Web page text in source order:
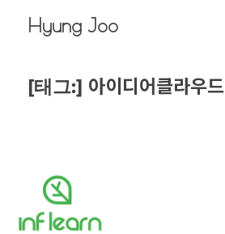
Hyung Joo
[태그:] 아이디어클라우드